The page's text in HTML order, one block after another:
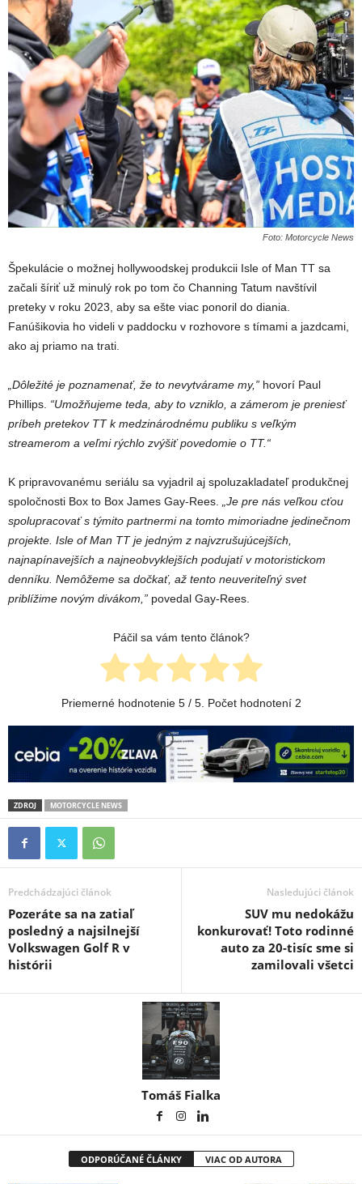
Foto: Motorcycle News
Špekulácie o možnej hollywoodskej produkcii Isle of Man TT sa
začali šíriť už minulý rok po tom čo Channing Tatum navštívil
preteky v roku 2023, aby sa ešte viac ponoril do diania.
Fanúšikovia ho videli v paddocku v rozhovore s tímami a jazdcami,
ako aj priamo na trati.
„Dôležité je poznamenať, že to nevytvárame my,” hovorí Paul
Phillips. “Umožňujeme teda, aby to vzniklo, a zámerom je preniesť
príbeh pretekov TT k medzinárodnému publiku s veľkým
streamerom a veľmi rýchlo zvýšiť povedomie o TT.“
K pripravovanému seriálu sa vyjadril aj spoluzakladateľ produkčnej
spoločnosti Box to Box James Gay-Rees. „Je pre nás veľkou cťou
spolupracovať s týmito partnermi na tomto mimoriadne jedinečnom
projekte. Isle of Man TT je jedným z najvzrušujúcejších,
najnapínavejších a najneobvyklejších podujatí v motoristickom
denníku. Nemôžeme sa dočkať, až tento neuveriteľný svet
priblížime novým divákom,” povedal Gay-Rees.
Páčil sa vám tento článok?
Priemerné hodnotenie 5/ 5. Počet hodnotení 2
ZDROJ MOTORCYCLE NEWS
Predchádzajúci článok
Pozeráte sa na zatiaľ
posledný a najsilnejší
Volkswagen Golf R v
histórii
Nasledujúci článok
SUV mu nedokážu
konkurovať! Toto rodinné
auto za 20-tisíc sme si
zamilovali všetci
Tomáš Fialka
ODPORÚČANÉ ČLÁNKY VIAC OD AUTORA